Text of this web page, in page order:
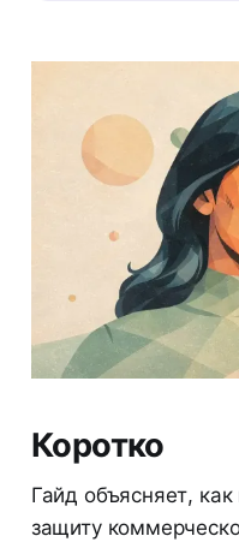
Коротко
Гайд объясняет,
защиту